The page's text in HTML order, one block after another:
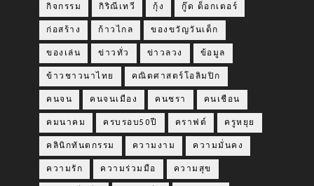
กิจกรรม กิริณีเทวี กุ้ง กู๊ด ด็อกเตอร์
ก่อสร้าง ก้าวไกล ของขวัญวันเด็ก
ของเล่น ข่าวทั่ว ข่าวลวง ข้อมูล
ข้าวชาวนาไทย คณิตศาสตร์โอลิมปิก
คนจน คนจนเมือง คนชรา คนเชือน
คมนาคม ครบรอบ50ปี คราฟต์ ครูหยุย
คลินิกทันตกรรม ความงาม ความมั่นคง
ความรัก ความร่วมมือ ความสุข